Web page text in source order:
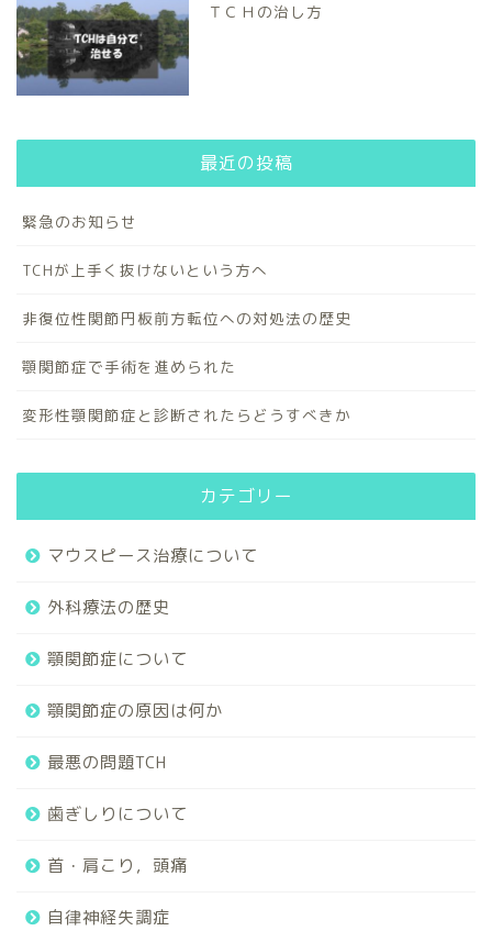
ＴＣＨの治し方
最近の投稿
緊急のお知らせ
TCHが上手く抜けないという方へ
非復位性関節円板前方転位への対処法の歴史
顎関節症で手術を進められた
変形性顎関節症と診断されたらどうすべきか
カテゴリー
マウスピース治療について
外科療法の歴史
顎関節症について
顎関節症の原因は何か
最悪の問題TCH
歯ぎしりについて
首・肩こり，頭痛
自律神経失調症